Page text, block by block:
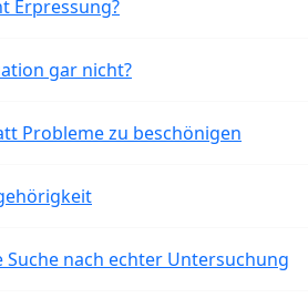
Erpressung?
gar nicht?
Probleme zu beschönigen
nach echter Untersuchung